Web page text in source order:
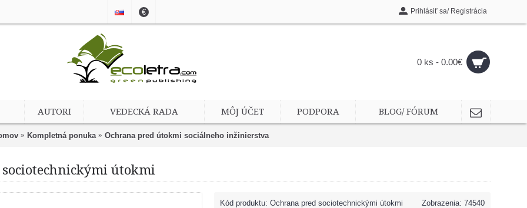
€ Prihlásiť sa/ Registrácia
0 ks - 0.00€
AUTORI VEDECKÁ RADA MÔJ ÚČET PODPORA BLOG/ FÓRUM
Kompletná ponuka Ochrana pred útokmi sociálneho inžinierstva
útokmi
Zobrazenia: 74540
Kód produktu: Ochrana pred sociotechnickými útokmi